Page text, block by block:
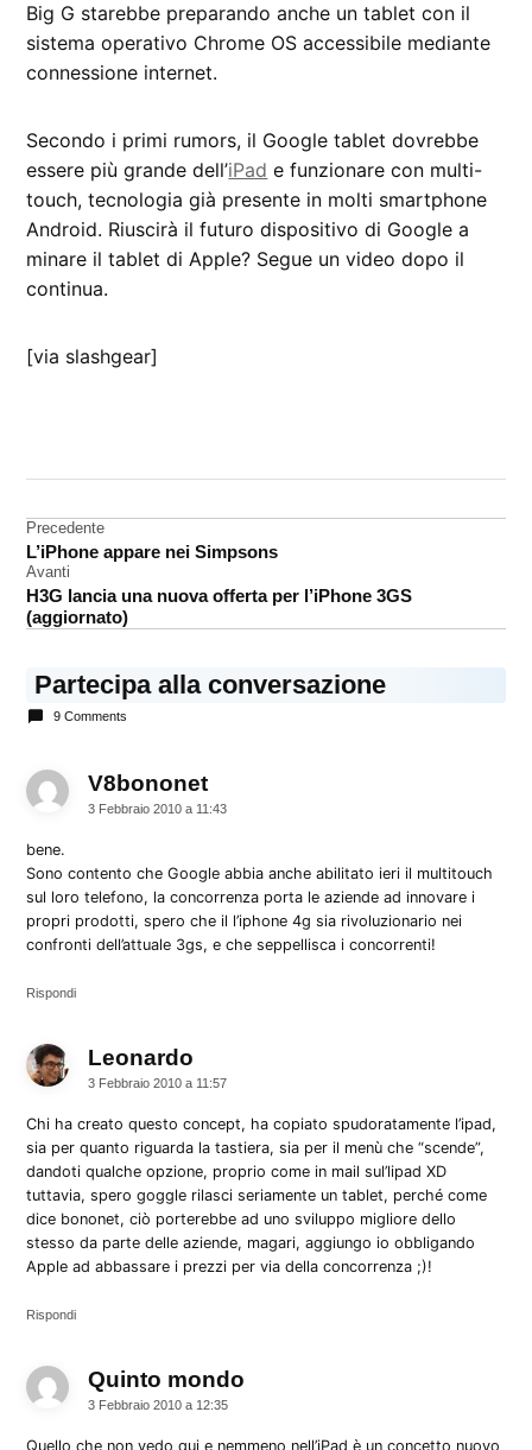
Big G starebbe preparando anche un tablet con il
sistema operativo Chrome OS accessibile mediante
connessione internet.
Secondo i primi rumors, il Google tablet dovrebbe
essere più grande dell’iPad e funzionare con multi-
touch, tecnologia già presente in molti smartphone
Android. Riuscirà il futuro dispositivo di Google a
minare il tablet di Apple? Segue un video dopo il
continua.
[via slashgear]
Google
Rumors
Tablet
Navigazione
articoli
Precedente
L’iPhone appare nei Simpsons
Avanti
H3G lancia una nuova offerta per l’iPhone 3GS
(aggiornato)
Partecipa alla conversazione
9 Comments
V8bononetdice:
3 Febbraio 2010 a 11:43
bene.
Sono contento che Google abbia anche abilitato ieri il multitouch
sul loro telefono, la concorrenza porta le aziende ad innovare i
propri prodotti, spero che il l’iphone 4g sia rivoluzionario nei
confronti dell’attuale 3gs, e che seppellisca i concorrenti!
Rispondi
Leonardo
3 Febbraio 2010 a 11:57
Chi ha creato questo concept, ha copiato spudoratamente l’ipad,
sia per quanto riguarda la tastiera, sia per il menù che “scende”,
dandoti qualche opzione, proprio come in mail sul’lipad XD
tuttavia, spero goggle rilasci seriamente un tablet, perché come
dice bononet, ciò porterebbe ad uno sviluppo migliore dello
stesso da parte delle aziende, magari, aggiungo io obbligando
Apple ad abbassare i prezzi per via della concorrenza ;)!
Rispondi
Quinto mondo
3 Febbraio 2010 a 12:35
Quello che non vedo qui e nemmeno nell’iPad è un concetto nuovo